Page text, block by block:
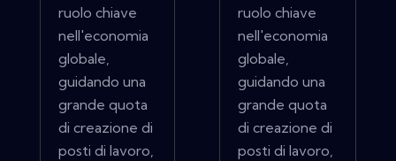
ruolo chiave
nell'economia
globale,
guidando una
grande quota
di creazione di
posti di lavoro,
ruolo chiave
nell'economia
globale,
guidando una
grande quota
di creazione di
posti di lavoro,